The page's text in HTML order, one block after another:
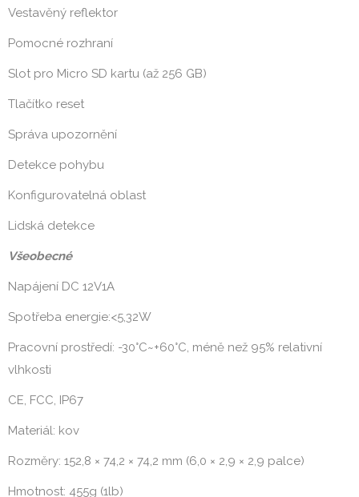
Vestavěný reflektor
Pomocné rozhraní
Slot pro Micro SD kartu (až 256 GB)
Tlačítko reset
Správa upozornění
Detekce pohybu
Konfigurovatelná oblast
Lidská detekce
Všeobecné
Napájení DC 12V1A
Spotřeba energie:<5,32W
Pracovní prostředí: -30°C~+60°C, méně než 95% relativní
vlhkosti
CE, FCC, IP67
Materiál: kov
Rozměry: 152,8 × 74,2 × 74,2 mm (6,0 × 2,9 × 2,9 palce)
Hmotnost: 455g (1lb)